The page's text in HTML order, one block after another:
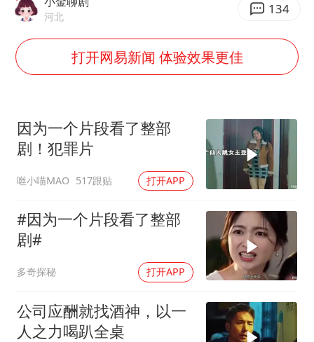
面对面丨蔡磊：与渐冻症抗争 纵使不敌 也不屈服
NBA传奇教练老尼尔森去世
加沙约14万栋建筑被完全摧毁
5万小车卖不动 微型代步车集体遇冷
“皋”在低处
从科技创新看开局起步的时与势
河北 134
打开网易新闻 体验效果更佳
因为一个片段看了整部
剧！犯罪片
咝小喵MAO 517跟贴 打开APP
#因为一个片段看了整部
剧#
多奇探秘 打开APP
公司应酬就找酒神，以一
人之力喝趴全桌